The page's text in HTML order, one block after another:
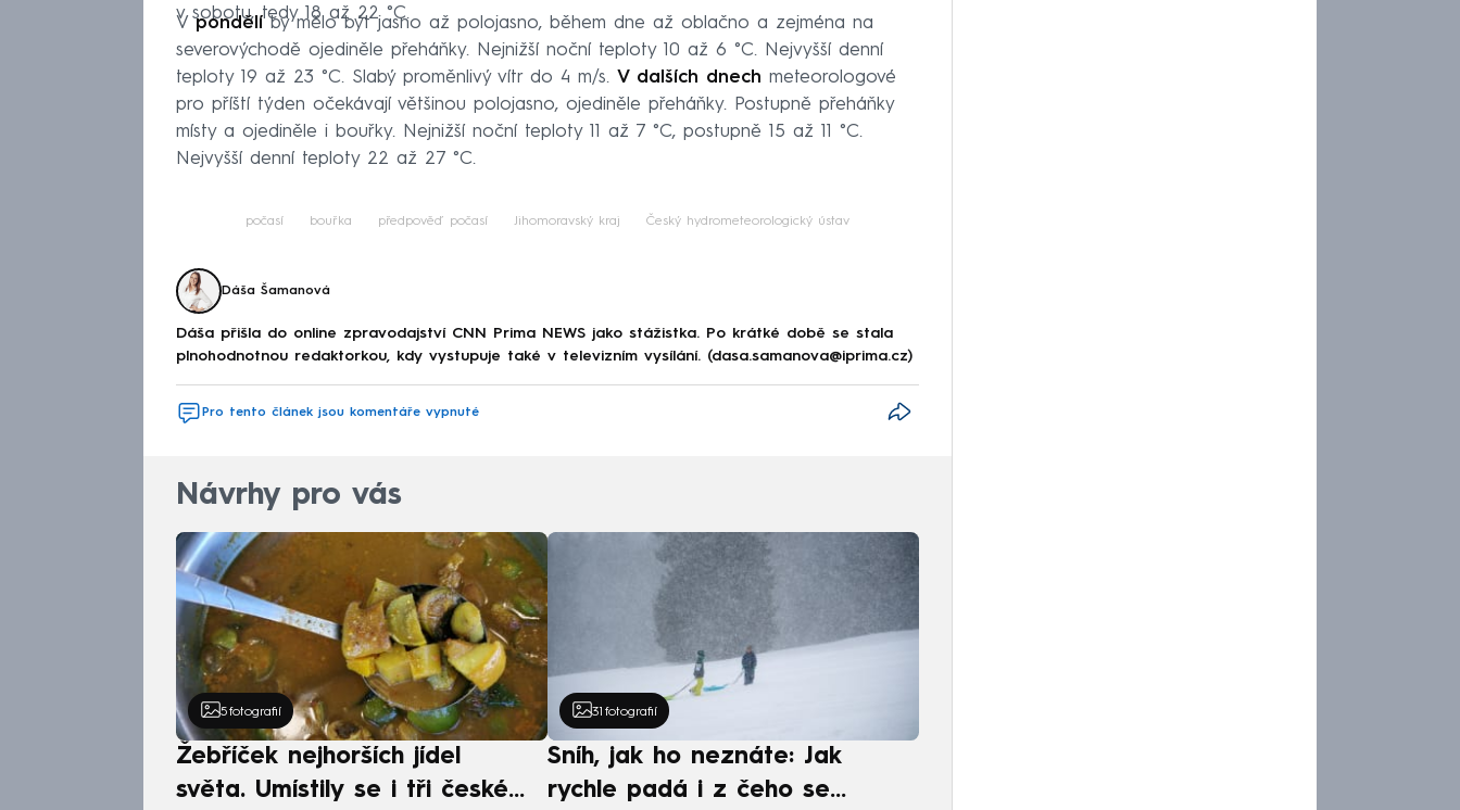
v sobotu, tedy 18 až 22 °C.
Vpondělíby mělo být jasno až polojasno, během dne až oblačno a zejména na
severovýchodě ojediněle přeháňky. Nejnižší noční teploty 10 až 6 °C. Nejvyšší denní
teploty 19 až 23 °C. Slabý proměnlivý vítr do 4 m/s. V dalších dnech meteorologové
pro příští týden očekávají většinou polojasno, ojediněle přeháňky. Postupně přeháňky
místy a ojediněle i bouřky. Nejnižší noční teploty 11 až 7 °C, postupně 15 až 11 °C.
Nejvyšší denní teploty 22 až 27 °C.
počasí bouřka předpověď počasí Jihomoravský kraj Český hydrometeorologický ústav
Dáša Šamanová
Dáša přišla do online zpravodajství CNN Prima NEWS jako stážistka. Po krátké době se stala
plnohodnotnou redaktorkou, kdy vystupuje také v televizním vysílání. (dasa.samanova@iprima.cz)
Pro tento článek jsou komentáře vypnuté
Návrhy pro vás
5 fotografií
Žebříček nejhorších jídel
světa. Umístily se i tři české
31 fotografií
Sníh, jak ho neznáte: Jak
rychle padá i z čeho se